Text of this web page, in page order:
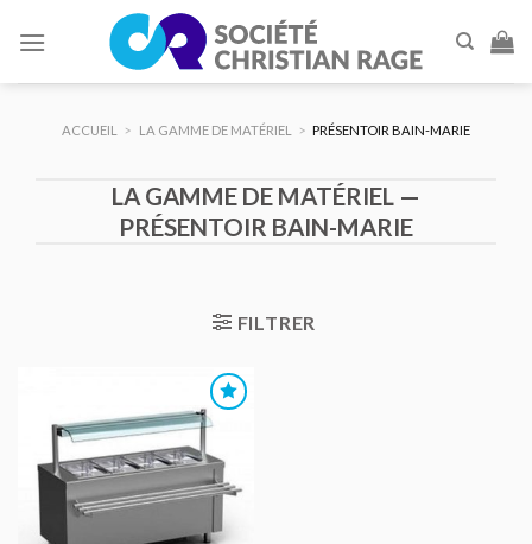
ACCUEIL > LA GAMME DE MATÉRIEL > PRÉSENTOIR BAIN-MARIE
LA GAMME DE MATÉRIEL —
PRÉSENTOIR BAIN-MARIE
FILTRER
AJOUTER
AU DEVIS